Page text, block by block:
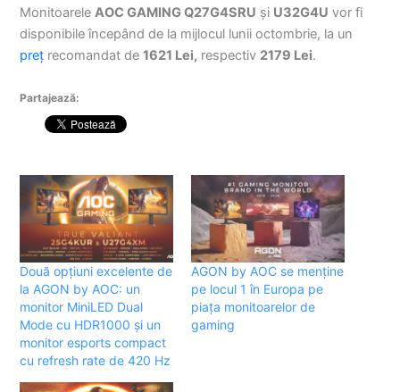
MonitoareleAOC GAMING Q27G4SRU și U32G4U vor fi
disponibile începând de la mijlocul lunii octombrie, la un
preț recomandat de1621 Lei, respectiv 2179 Lei.
Partajează:
Două opțiuni excelente de
la AGON by AOC: un
monitor MiniLED Dual
Mode cu HDR1000 și un
monitor esports compact
cu refresh rate de 420 Hz
AGON by AOC se menține
pe locul 1 în Europa pe
piața monitoarelor de
gaming